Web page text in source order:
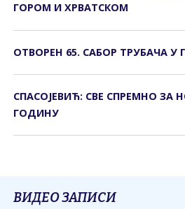
ГОРОМ И ХРВАТСКОМ
ОТВОРЕН 65. САБОР ТРУБАЧА У
СПАСОЈЕВИЋ: СВЕ СПРЕМНО ЗА
ГОДИНУ
ВИДЕО ЗАПИСИ